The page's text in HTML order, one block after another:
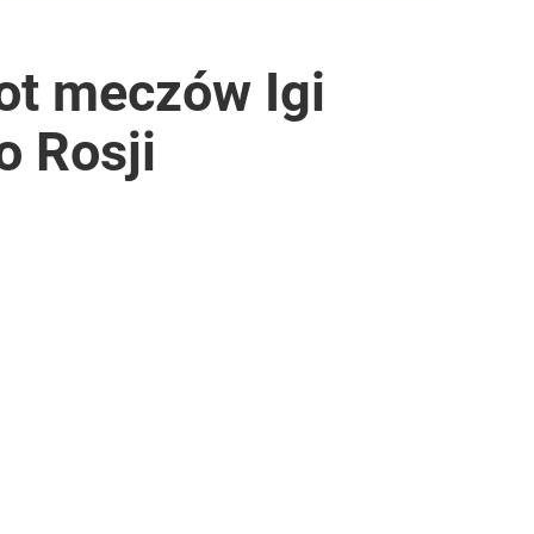
meczów Igi
Rosji